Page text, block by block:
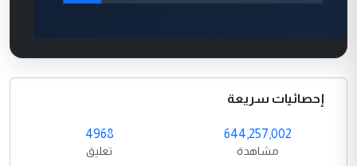
إحصائيات سريعة
644,257,002
مشاهدة
4968
تعليق